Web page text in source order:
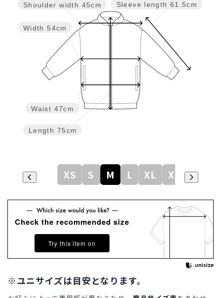
Sleeve length 61.5cm
Length 75cm
Waist 47cm
Width 54cm
Shoulder width 45cm
XS S M L XL XXL
Check the recommended size
Try this item on
※ユニサイズは目安となります。